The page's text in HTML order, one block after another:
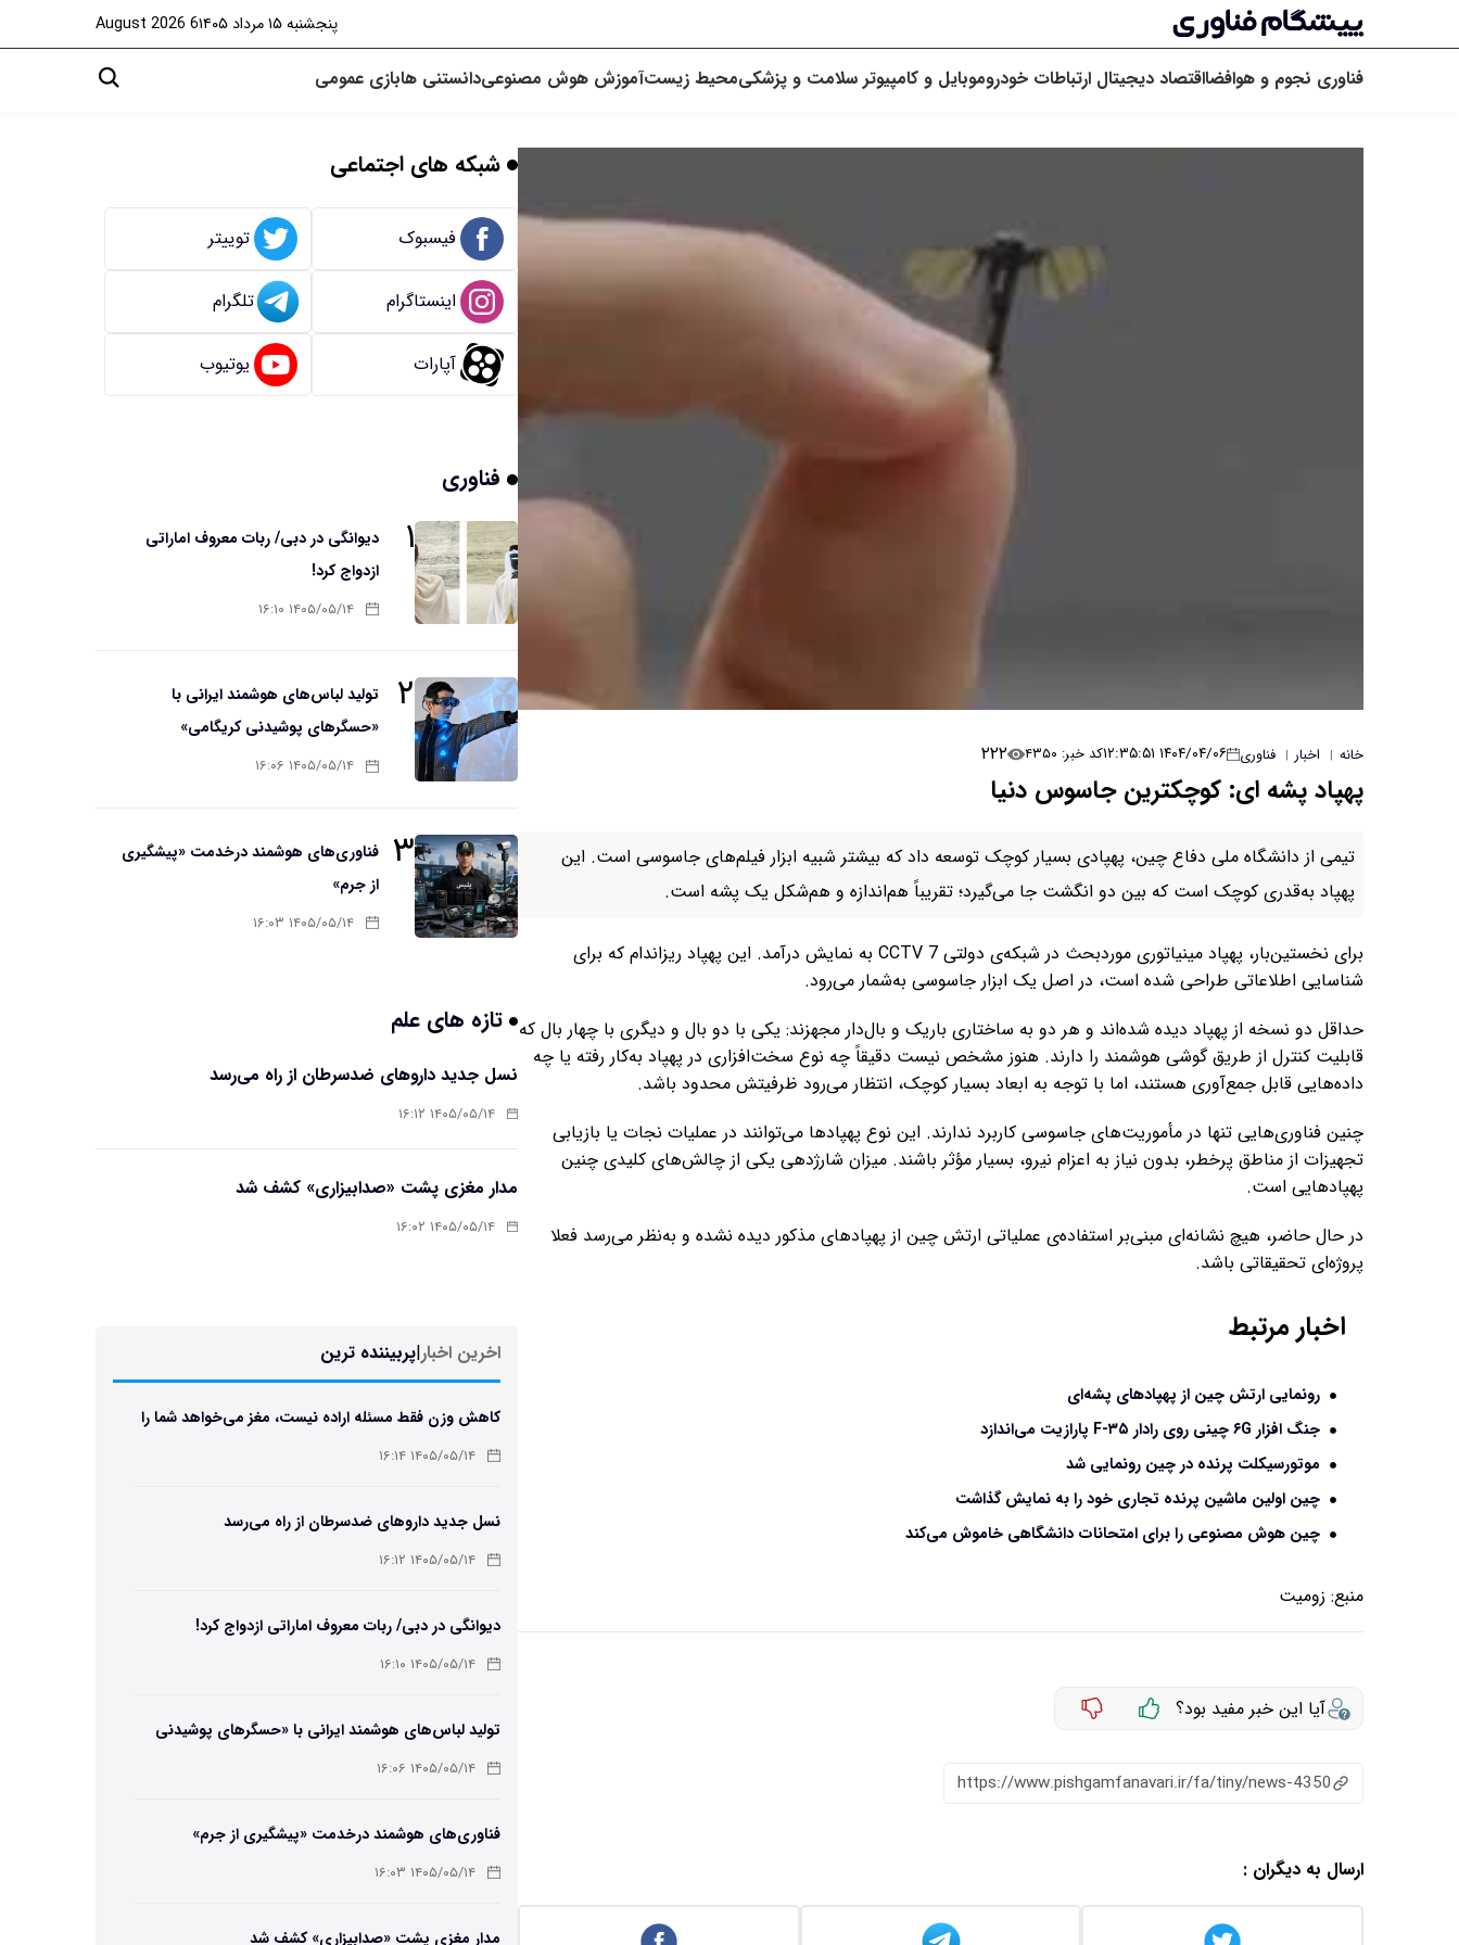
پنجشنبه ۱۵ مرداد ۱۴۰۵ 6 August 2026
فناوری نجوم و هوافضااقتصاد دیجیتال ارتباطات خودروموبایل و کامپیوتر سلامت و پزشکیمحیط زیستآموزش هوش مصنوعیدانستنی هابازی عمومی
خانه | اخبار | فناوری ۱۴۰۴/۰۴/۰۶ ۱۲:۳۵:۵۱ کد خبر: ۴۳۵۰ ۲۲۲
پهپاد پشه‌ ای: کوچکترین جاسوس دنیا
تیمی از دانشگاه ملی دفاع چین، پهپادی بسیار کوچک توسعه داد که بیشتر شبیه ابزار فیلم‌های جاسوسی است. این
پهپاد به‌قدری کوچک است که بین دو انگشت جا می‌گیرد؛ تقریباً هم‌اندازه و هم‌شکل یک پشه است.
برای نخستین‌بار، پهپاد مینیاتوری موردبحث در شبکه‌ی دولتی CCTV 7 به نمایش درآمد. این پهپاد ریزاندام که برای
شناسایی اطلاعاتی طراحی شده است، در اصل یک ابزار جاسوسی به‌شمار می‌رود.
حداقل دو نسخه از پهپاد دیده شده‌اند و هر دو به ساختاری باریک و بال‌دار مجهزند: یکی با دو بال و دیگری با چهار بال که
قابلیت کنترل از طریق گوشی هوشمند را دارند. هنوز مشخص نیست دقیقاً چه نوع سخت‌افزاری در پهپاد به‌کار رفته یا چه
داده‌هایی قابل جمع‌آوری هستند، اما با توجه به ابعاد بسیار کوچک، انتظار می‌رود ظرفیتش محدود باشد.
چنین فناوری‌هایی تنها در مأموریت‌های جاسوسی کاربرد ندارند. این نوع پهپادها می‌توانند در عملیات نجات یا بازیابی
تجهیزات از مناطق پرخطر، بدون نیاز به اعزام نیرو، بسیار مؤثر باشند. میزان شارژدهی یکی از چالش‌های کلیدی چنین
پهپادهایی است.
در حال حاضر، هیچ نشانه‌ای مبنی‌بر استفاده‌ی عملیاتی ارتش چین از پهپادهای مذکور دیده نشده و به‌نظر می‌رسد فعلا
پروژه‌ای تحقیقاتی باشد.
اخبار مرتبط
رونمایی ارتش چین از پهپادهای پشه‌ای
جنگ افزار ۶G چینی روی رادار F-۳۵ پارازیت می‌اندازد
موتورسیکلت پرنده در چین رونمایی شد
چین اولین ماشین پرنده تجاری خود را به نمایش گذاشت
چین هوش مصنوعی را برای امتحانات دانشگاهی خاموش می‌کند
منبع: زومیت
آیا این خبر مفید بود؟
https://www.pishgamfanavari.ir/fa/tiny/news-4350
ارسال به دیگران :
شبکه های اجتماعی
فیسبوک توییتر
اینستاگرام تلگرام
آپارات یوتیوب
فناوری
۱
دیوانگی در دبی/ ربات معروف اماراتی
ازدواج کرد!
۱۴۰۵/۰۵/۱۴ ۱۶:۱۰
۲
تولید لباس‌های هوشمند ایرانی با
«حسگرهای پوشیدنی کریگامی»
۱۴۰۵/۰۵/۱۴ ۱۶:۰۶
۳ فناوری‌های هوشمند درخدمت «پیشگیری
از جرم»
۱۴۰۵/۰۵/۱۴ ۱۶:۰۳
تازه های علم
نسل جدید داروهای ضدسرطان از راه می‌رسد
۱۴۰۵/۰۵/۱۴ ۱۶:۱۲
مدار مغزی پشت «صدابیزاری» کشف شد
۱۴۰۵/۰۵/۱۴ ۱۶:۰۲
اخرین اخبار|پربیننده ترین
کاهش وزن فقط مسئله اراده نیست، مغز می‌خواهد شما را
چاق نگه دارد
۱۴۰۵/۰۵/۱۴ ۱۶:۱۴
نسل جدید داروهای ضدسرطان از راه می‌رسد
۱۴۰۵/۰۵/۱۴ ۱۶:۱۲
دیوانگی در دبی/ ربات معروف اماراتی ازدواج کرد!
۱۴۰۵/۰۵/۱۴ ۱۶:۱۰
تولید لباس‌های هوشمند ایرانی با «حسگرهای پوشیدنی
کریگامی»
۱۴۰۵/۰۵/۱۴ ۱۶:۰۶
فناوری‌های هوشمند درخدمت «پیشگیری از جرم»
۱۴۰۵/۰۵/۱۴ ۱۶:۰۳
مدار مغزی پشت «صدابیزاری» کشف شد